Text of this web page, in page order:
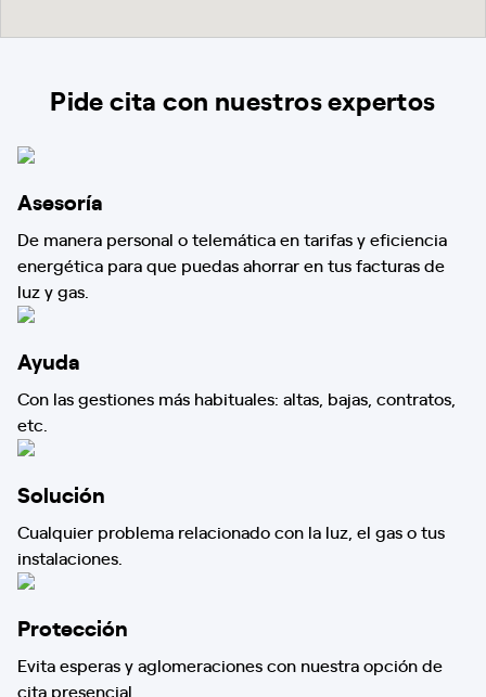
Pide cita con nuestros expertos
Asesoría
De manera personal o telemática en tarifas y eficiencia
energética para que puedas ahorrar en tus facturas de
luz y gas.
Ayuda
Con las gestiones más habituales: altas, bajas, contratos,
etc.
Solución
Cualquier problema relacionado con la luz, el gas o tus
instalaciones.
Protección
Evita esperas y aglomeraciones con nuestra opción de
cita presencial.